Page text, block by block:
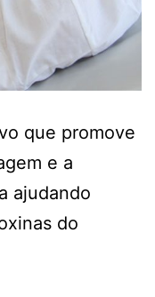
que promove
e a
ajudando
do